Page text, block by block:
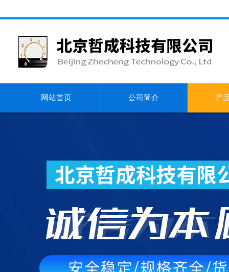
网站首页 公司简介 产